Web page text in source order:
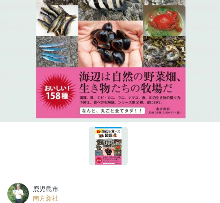
鹿児島市
南方新社